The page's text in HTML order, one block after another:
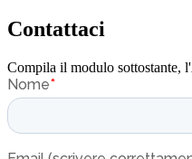
Contattaci
Compila il modulo sottostante,